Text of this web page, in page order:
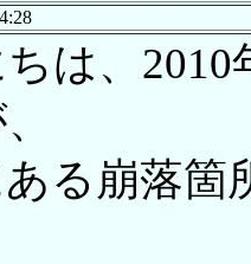
ちは、
る崩落箇